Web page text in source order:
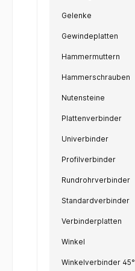
Gelenke
Gewindeplatten
Hammermuttern
Hammerschrauben
Nutensteine
Plattenverbinder
Univerbinder
Profilverbinder
Rundrohrverbinder
Standardverbinder
Verbinderplatten
Winkel
Winkelverbinder 45°